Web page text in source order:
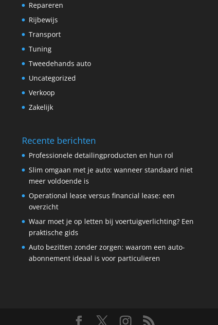
Repareren
Rijbewijs
Transport
Tuning
Tweedehands auto
Uncategorized
Verkoop
Zakelijk
Recente berichten
Professionele detailingproducten en hun rol
Slim omgaan met je auto: wanneer standaard niet
meer voldoende is
Operational lease versus financial lease: een
overzicht
Waar moet je op letten bij voertuigverlichting? Een
praktische gids
Auto bezitten zonder zorgen: waarom een auto-
abonnement ideaal is voor particulieren